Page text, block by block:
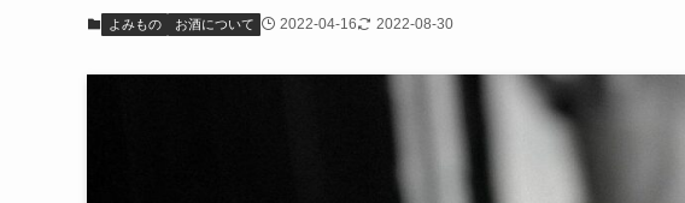
よみもの お酒について 2022-04-16 2022-08-30